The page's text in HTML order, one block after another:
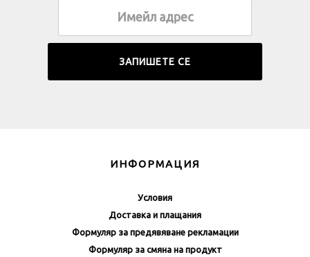
ИНФОРМАЦИЯ
Условия
Доставка и плащания
Формуляр за предявяване рекламации
Формуляр за смяна на продукт